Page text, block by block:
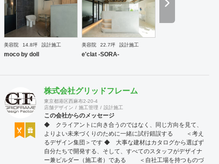
美容業界専門のデザイン提案 ⑤自社施工 ⑥ブランディング
のための販促ツール ⑦お客様により沿ったアフターフォロー
まずはご相談やお話だけでも構いません。 お気軽にお問合せ
くださいませ！
美容院 14.8坪 設計施工
moco by doll
美容院 22.7坪 設計施工
e'clat -SORA-
株式会社グリッドフレーム
東京都港区西麻布2-20-4
店舗デザイン
施工管理 設計施工
この会社からのメッセージ
◆ クライアントに向き合うのではなく、同じ方向を見て、
よりよい未来づくりのために一緒に試行錯誤する ＜考え
るデザイン集団＞です ◆ 大事な建材はカタログから選ばず
自分たちで開発する、そして、すべてのスタッフがデザイナ
ー兼ビルダー（施工者）である ＜自社工場を持つものづ